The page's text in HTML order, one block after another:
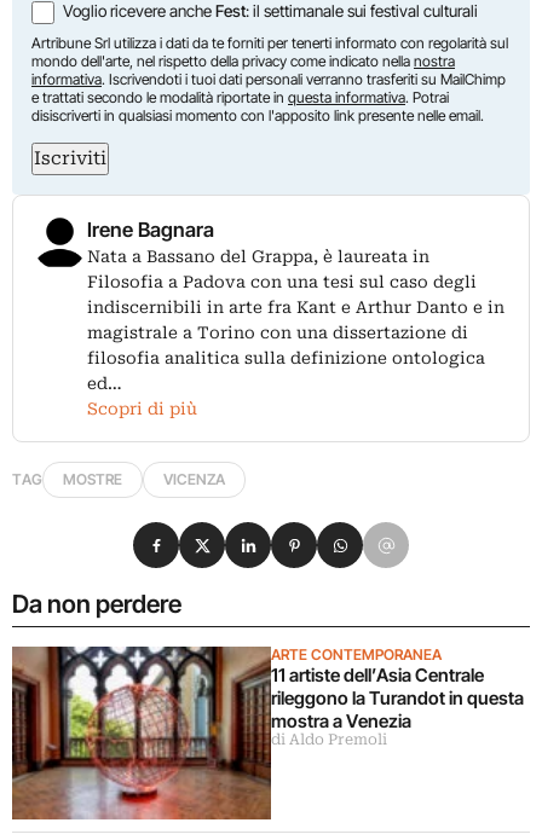
Voglio ricevere ancheFest: il settimanale sui festival culturali
Artribune Srl utilizza i dati da te forniti per tenerti informato con regolarità sul
mondo dell'arte, nel rispetto della privacy come indicato nella nostra
informativa. Iscrivendoti i tuoi dati personali verranno trasferiti su MailChimp
e trattati secondo le modalità riportate in questa informativa. Potrai
disiscriverti in qualsiasi momento con l'apposito link presente nelle email.
Iscriviti
Irene Bagnara
Nata a Bassano del Grappa, è laureata in
Filosofia a Padova con una tesi sul caso degli
indiscernibili in arte fra Kant e Arthur Danto e in
magistrale a Torino con una dissertazione di
filosofia analitica sulla definizione ontologica
ed…
Scopri di più
TAG MOSTRE VICENZA
Da non perdere
ARTE CONTEMPORANEA
11 artiste dell’Asia Centrale
rileggono la Turandot in questa
mostra a Venezia
di Aldo Premoli
Condividi su Facebook
Condividi su X
Condividi su LinkedIn
Condividi su Pinterest
Condividi su WhatsApp
Condividi su Email